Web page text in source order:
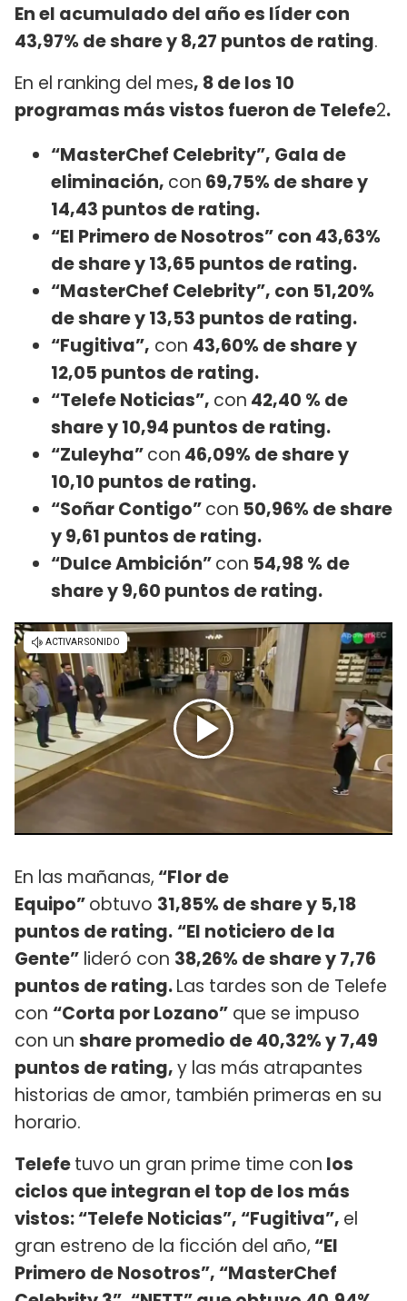
En el acumulado del año es líder con
43,97% de share y 8,27 puntos de rating.
En el ranking del mes, 8 de los 10
programas más vistos fueron de Telefe2.
“MasterChef Celebrity”, Gala de
eliminación, con 69,75% de share y
14,43 puntos de rating.
“El Primero de Nosotros” con 43,63%
de share y 13,65 puntos de rating.
“MasterChef Celebrity”, con 51,20%
de share y 13,53 puntos de rating.
“Fugitiva”, con 43,60% de share y
12,05 puntos de rating.
“Telefe Noticias”, con 42,40 % de
share y 10,94 puntos de rating.
“Zuleyha”con 46,09% de share y
10,10 puntos de rating.
“Soñar Contigo”con 50,96% de share
y 9,61 puntos de rating.
“Dulce Ambición”con 54,98 % de
share y 9,60 puntos de rating.
En las mañanas, “Flor de
Equipo”obtuvo 31,85% de share y 5,18
puntos de rating. “El noticiero de la
Gente” lideró con 38,26% de share y 7,76
puntos de rating.Las tardes son de Telefe
con “Corta por Lozano” que se impuso
con un share promedio de 40,32% y 7,49
puntos de rating,y las más atrapantes
historias de amor, también primeras en su
horario.
Telefetuvo un gran prime time con los
ciclos que integran el top de los más
vistos: “Telefe Noticias”, “Fugitiva”, el
gran estreno de la ficción del año, “El
Primero de Nosotros”, “MasterChef